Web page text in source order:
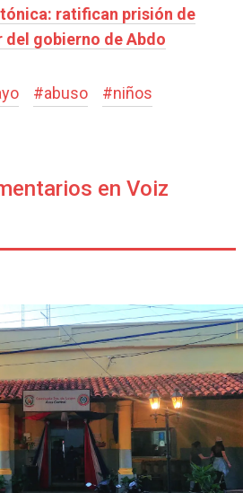
tónica: ratifican prisión de
gobierno de Abdo
#abuso #niños
en Voiz